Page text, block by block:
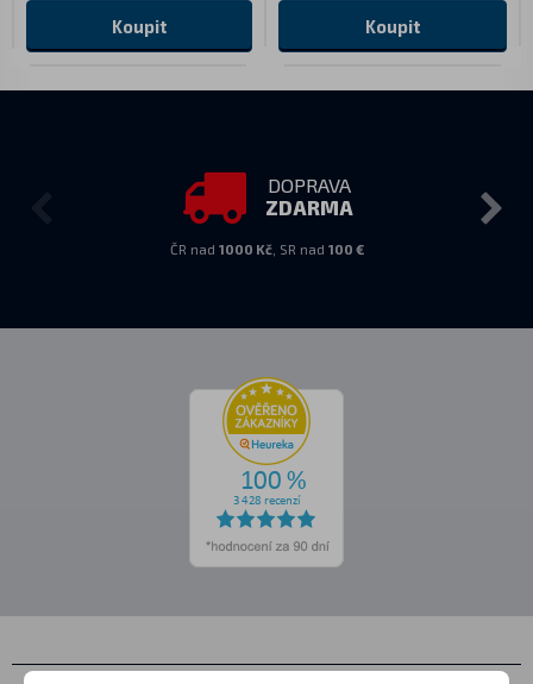
Koupit Koupit
DOPRAVA
ZDARMA
ČR nad 1000 Kč, SR nad 100 €